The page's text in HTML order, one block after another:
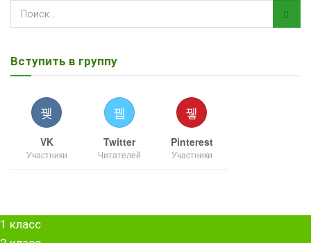
Вступить в группу
VK
Участники
Twitter
Читателей
Pinterest
Участники
1 класс